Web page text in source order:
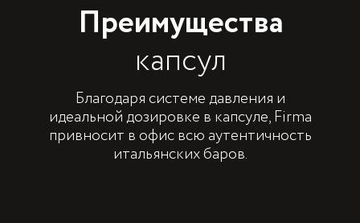
Преимущества
капсул
Благодаря системе давления и
идеальной дозировке в капсуле, Firma
привносит в офис всю аутентичность
итальянских баров.